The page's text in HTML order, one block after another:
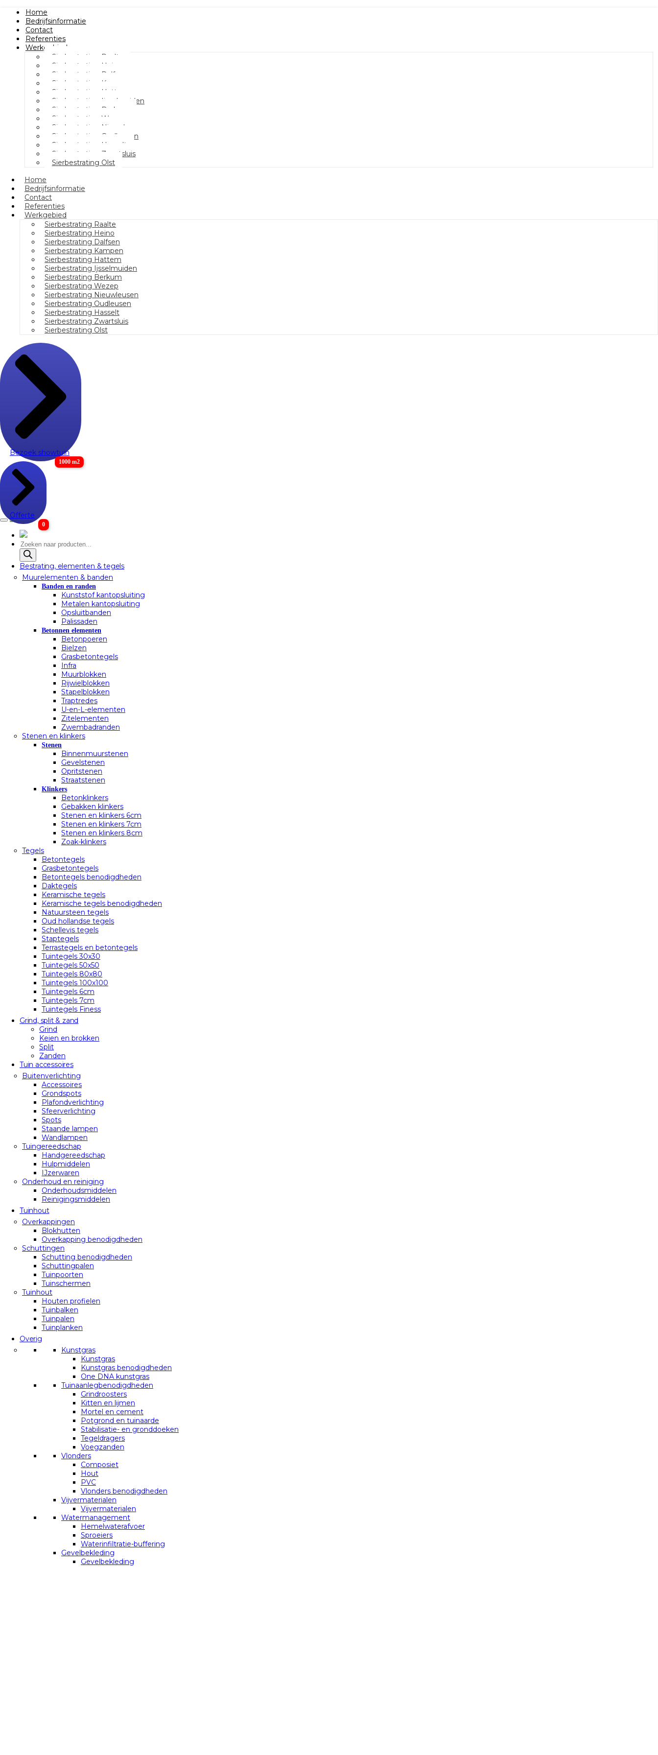
Home
Bedrijfsinformatie
Contact
Referenties
Werkgebied
Sierbestrating Raalte
Sierbestrating Heino
Sierbestrating Dalfsen
Sierbestrating Kampen
Sierbestrating Hattem
Sierbestrating Ijsselmuiden
Sierbestrating Berkum
Sierbestrating Wezep
Sierbestrating Nieuwleusen
Sierbestrating Oudleusen
Sierbestrating Hasselt
Sierbestrating Zwartsluis
Sierbestrating Olst
Home
Bedrijfsinformatie
Contact
Referenties
Werkgebied
Sierbestrating Raalte
Sierbestrating Heino
Sierbestrating Dalfsen
Sierbestrating Kampen
Sierbestrating Hattem
Sierbestrating Ijsselmuiden
Sierbestrating Berkum
Sierbestrating Wezep
Sierbestrating Nieuwleusen
Sierbestrating Oudleusen
Sierbestrating Hasselt
Sierbestrating Zwartsluis
Sierbestrating Olst
Bezoek showtuin
1000 m2
Offerte
0
Producten
zoeken
Bestrating, elementen & tegels
Muurelementen & banden
Banden en randen
Kunststof kantopsluiting
Metalen kantopsluiting
Opsluitbanden
Palissaden
Betonnen elementen
Betonpoeren
Bielzen
Grasbetontegels
Infra
Muurblokken
Rijwielblokken
Stapelblokken
Traptredes
U-en-L-elementen
Zitelementen
Zwembadranden
Stenen en klinkers
Stenen
Binnenmuurstenen
Gevelstenen
Opritstenen
Straatstenen
Klinkers
Betonklinkers
Gebakken klinkers
Stenen en klinkers 6cm
Stenen en klinkers 7cm
Stenen en klinkers 8cm
Zoak-klinkers
Tegels
Betontegels
Grasbetontegels
Betontegels benodigdheden
Daktegels
Keramische tegels
Keramische tegels benodigdheden
Natuursteen tegels
Oud hollandse tegels
Schellevis tegels
Staptegels
Terrastegels en betontegels
Tuintegels 30x30
Tuintegels 50x50
Tuintegels 80x80
Tuintegels 100x100
Tuintegels 6cm
Tuintegels 7cm
Tuintegels Finess
Grind, split & zand
Grind
Keien en brokken
Split
Zanden
Tuin accessoires
Buitenverlichting
Accessoires
Grondspots
Plafondverlichting
Sfeerverlichting
Spots
Staande lampen
Wandlampen
Tuingereedschap
Handgereedschap
Hulpmiddelen
IJzerwaren
Onderhoud en reiniging
Onderhoudsmiddelen
Reinigingsmiddelen
Tuinhout
Overkappingen
Blokhutten
Overkapping benodigdheden
Schuttingen
Schutting benodigdheden
Schuttingpalen
Tuinpoorten
Tuinschermen
Tuinhout
Houten profielen
Tuinbalken
Tuinpalen
Tuinplanken
Overig
Kunstgras
Kunstgras
Kunstgras benodigdheden
One DNA kunstgras
Tuinaanlegbenodigdheden
Grindroosters
Kitten en lijmen
Mortel en cement
Potgrond en tuinaarde
Stabilisatie- en gronddoeken
Tegeldragers
Voegzanden
Vlonders
Composiet
Hout
PVC
Vlonders benodigdheden
Vijvermaterialen
Vijvermaterialen
Watermanagement
Hemelwaterafvoer
Sproeiers
Waterinfiltratie-buffering
Gevelbekleding
Gevelbekleding